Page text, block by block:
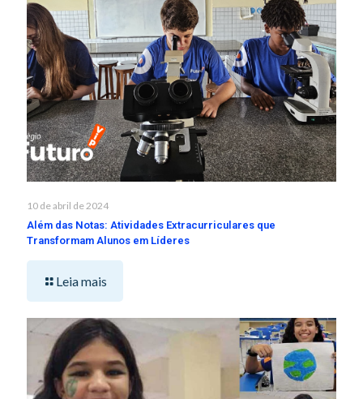
10 de abril de 2024
Além das Notas: Atividades Extracurriculares que
Transformam Alunos em Líderes
Leia mais